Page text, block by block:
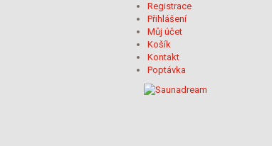
Registrace
Přihlášení
Můj účet
Košík
Kontakt
Poptávka